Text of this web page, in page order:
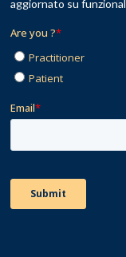
aggiornato su